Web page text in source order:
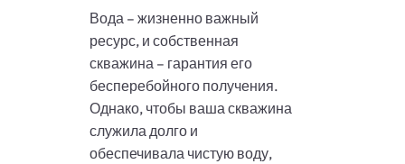
Вода – жизненно важный
ресурс, и собственная
скважина – гарантия его
бесперебойного получения.
Однако, чтобы ваша скважина
служила долго и
обеспечивала чистую воду,